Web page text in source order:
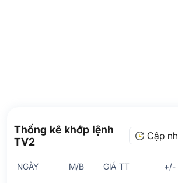
Thống kê khớp lệnh
TV2
Cập
NGÀY M/B GIÁ TT +/-